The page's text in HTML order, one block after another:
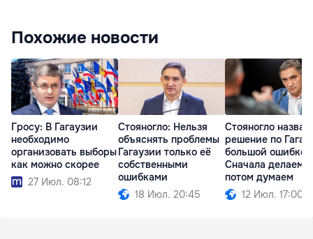
Похожие новости
Гросу: В Гагаузии
необходимо
организовать выборы
как можно скорее
27 Июл. 08:12
Стояногло: Нельзя
объяснять проблемы
Гагаузии только её
собственными
ошибками
18 Июл. 20:45
Стояногло назвал
решение по
большой
Сначала делаем,
потом думаем
12 Июл. 17:00